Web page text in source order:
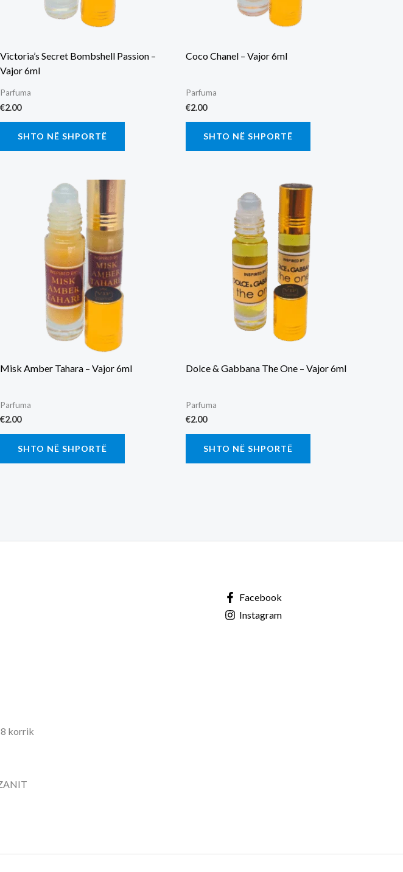
Victoria’s Secret Bombshell Passion –
Vajor 6ml
Parfuma
€2.00
SHTO NË SHPORTË
Coco Chanel – Vajor 6ml
Parfuma
€2.00
SHTO NË SHPORTË
Misk Amber Tahara – Vajor 6ml
Parfuma
€2.00
SHTO NË SHPORTË
Dolce & Gabbana The One – Vajor 6ml
Parfuma
€2.00
SHTO NË SHPORTË
korrik
Facebook
Instagram